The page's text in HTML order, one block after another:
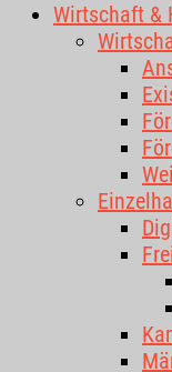
Wirtschaft &